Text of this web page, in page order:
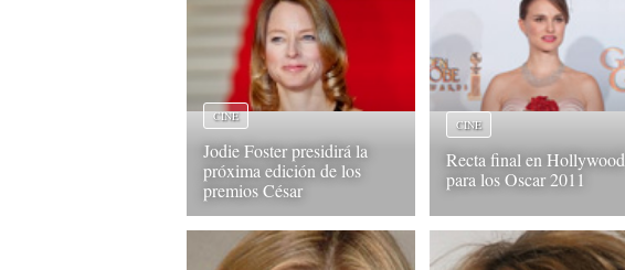
CINE
Jodie Foster presidirá la
próxima edición de los
premios César
CINE
Recta final en Hollywood
para los Oscar 2011